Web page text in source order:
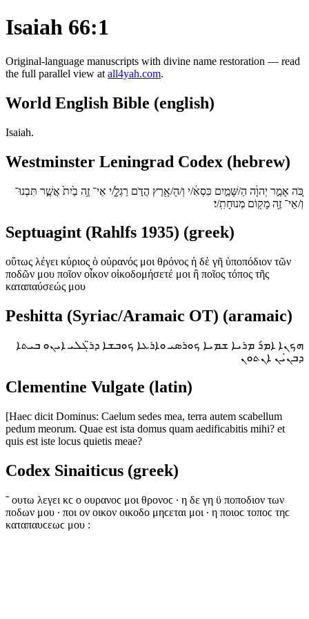
Isaiah 66:1
Original-language manuscripts with divine name restoration — read
the full parallel view at all4yah.com.
World English Bible (english)
Isaiah.
Westminster Leningrad Codex (hebrew)
כֹּ֚ה אָמַ֣ר יְהוָ֔ה הַ/שָּׁמַ֣יִם כִּסְאִ֔/י וְ/הָ/אָ֖רֶץ הֲדֹ֣ם רַגְלָ֑/י אֵי־ זֶ֥ה בַ֙יִת֙ אֲשֶׁ֣ר תִּבְנוּ־
וְ/אֵי־ זֶ֥ה מָק֖וֹם מְנוּחָתִֽ/י׃
Septuagint (Rahlfs 1935) (greek)
οὕτως λέγει κύριος ὁ οὐρανός μοι θρόνος ἡ δὲ γῆ ὑποπόδιον τῶν
ποδῶν μου ποῖον οἶκον οἰκοδομήσετέ μοι ἢ ποῖος τόπος τῆς
καταπαύσεώς μου
Peshitta (Syriac/Aramaic OT) (aramaic)
ܗܟܢܐ ܐܡ̇ܪ ܡܪܝܐ ܫܡܝܐ ܟܘܪܣܝ ܘܐܪܥܐ ܟܘܒܫܐ ܕܪ̈ܓܠܝ ܐܝܢܘ ܒܝܬܐ
ܕܒܢ̇ܝܢ ܐܢܬܘܢ
Clementine Vulgate (latin)
[Haec dicit Dominus: Caelum sedes mea, terra autem scabellum
pedum meorum. Quae est ista domus quam aedificabitis mihi? et
quis est iste locus quietis meae?
Codex Sinaiticus (greek)
˜ ουτω λεγει κϲ ο ουρανοϲ μοι θρονοϲ · η δε γη ϋ ποποδιον των
ποδων μου · ποι ον οικον οικοδο μηϲεται μοι · η ποιοϲ τοποϲ τηϲ
καταπαυϲεωϲ μου :